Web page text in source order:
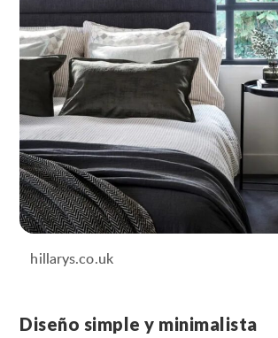
hillarys.co.uk
Diseño simple y minimalista